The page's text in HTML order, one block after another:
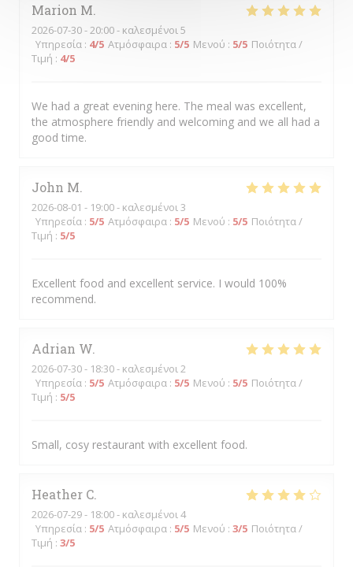
Marion M
2026-07-30- 20:00 - καλεσμένοι 5
Υπηρεσία : 4/5 Ατμόσφαιρα : 5/5 Μενού : 5/5 Ποιότητα /
Τιμή : 4/5
We had a great evening here. The meal was excellent,
the atmosphere friendly and welcoming and we all had a
good time.
John M
2026-08-01 - 19:00 - καλεσμένοι 3
Υπηρεσία : 5/5 Ατμόσφαιρα : 5/5 Μενού : 5/5 Ποιότητα /
Τιμή : 5/5
Excellent food and excellent service. I would 100%
recommend.
Adrian W
2026-07-30- 18:30 - καλεσμένοι 2
Υπηρεσία : 5/5 Ατμόσφαιρα : 5/5 Μενού : 5/5 Ποιότητα /
Τιμή : 5/5
Small, cosy restaurant with excellent food.
Heather C
2026-07-29- 18:00 - καλεσμένοι 4
Υπηρεσία : 5/5 Ατμόσφαιρα : 5/5 Μενού : 3/5 Ποιότητα /
Τιμή : 3/5